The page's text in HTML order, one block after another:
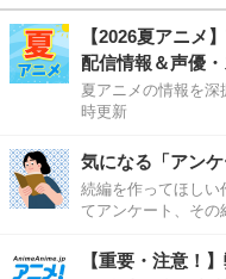
【2026夏アニメ
配信情報＆声優・
夏アニメの情報を
時更新
気になる「アン
続編を作ってほしい
てアンケート、その
【重要・注意！